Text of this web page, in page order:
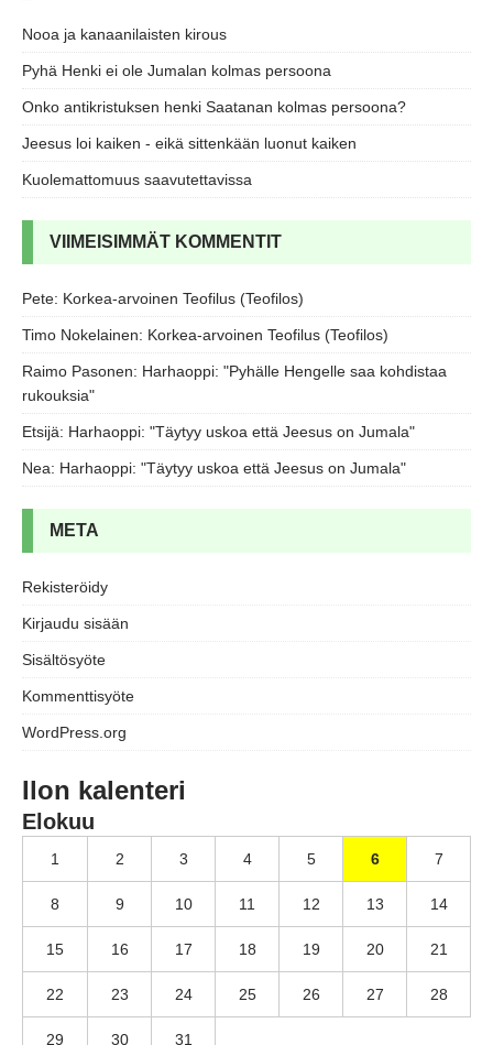
Nooa ja kanaanilaisten kirous
Pyhä Henki ei ole Jumalan kolmas persoona
Onko antikristuksen henki Saatanan kolmas persoona?
Jeesus loi kaiken - eikä sittenkään luonut kaiken
Kuolemattomuus saavutettavissa
VIIMEISIMMÄT KOMMENTIT
Pete: Korkea-arvoinen Teofilus (Teofilos)
Timo Nokelainen: Korkea-arvoinen Teofilus (Teofilos)
Raimo Pasonen: Harhaoppi: "Pyhälle Hengelle saa kohdistaa
rukouksia"
Etsijä: Harhaoppi: "Täytyy uskoa että Jeesus on Jumala"
Nea: Harhaoppi: "Täytyy uskoa että Jeesus on Jumala"
META
Rekisteröidy
Kirjaudu sisään
Sisältösyöte
Kommenttisyöte
WordPress.org
Ilon kalenteri
Elokuu
1 2 3 4 5 6 7
8 9 10 11 12 13 14
15 16 17 18 19 20 21
22 23 24 25 26 27 28
29 30 31